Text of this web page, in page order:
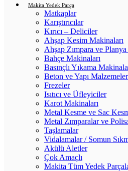
Makita Yedek Parça
Matkaplar
Karıştırıcılar
Kırıcı – Deliciler
Ahşap Kesim Makinaları
Ahşap Zımpara ve
Bahçe Makinaları
Basınçlı Yıkama
Beton ve Yapı
Frezeler
Isıtıcı ve Üfleyiciler
Karot Makinaları
Metal Kesme ve Sac
Metal Zımparalar ve
Taşlamalar
Vidalamalar / Somun
Akülü Aletler
Çok Amaçlı
Makita Tüm Yedek